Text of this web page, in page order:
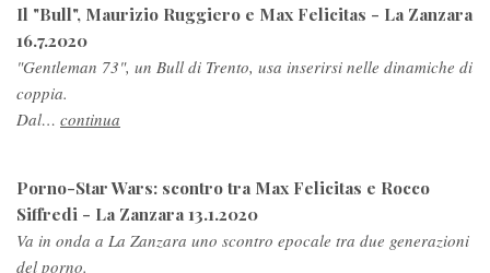
Il "Bull", Maurizio Ruggiero e Max Felicitas - La Zanzara
16.7.2020
"Gentleman 73", un Bull di Trento, usa inserirsi nelle dinamiche di
coppia.
Dal… continua
Porno-Star Wars: scontro tra Max Felicitas e Rocco
Siffredi - La Zanzara 13.1.2020
Va in onda a La Zanzara uno scontro epocale tra due generazioni
del porno.